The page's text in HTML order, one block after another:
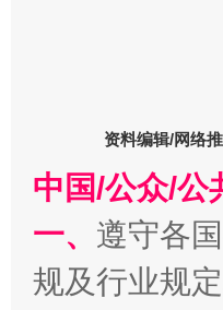
千年窑火 生
资料编辑/网络
中国/公众/公
一、 遵守各
规及行业规